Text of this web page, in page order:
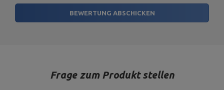
BEWERTUNG ABSCHICKEN
Frage zum Produkt stellen